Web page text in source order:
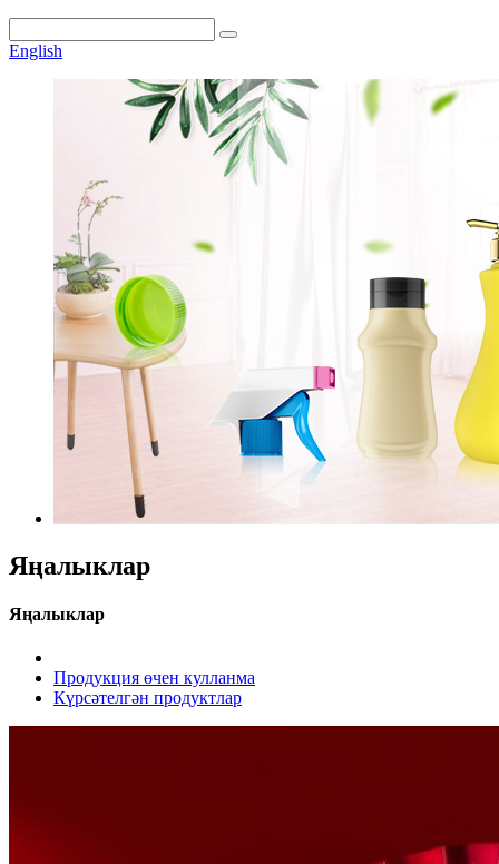
English
Яңалыклар
Яңалыклар
Продукция өчен кулланма
Күрсәтелгән продуктлар